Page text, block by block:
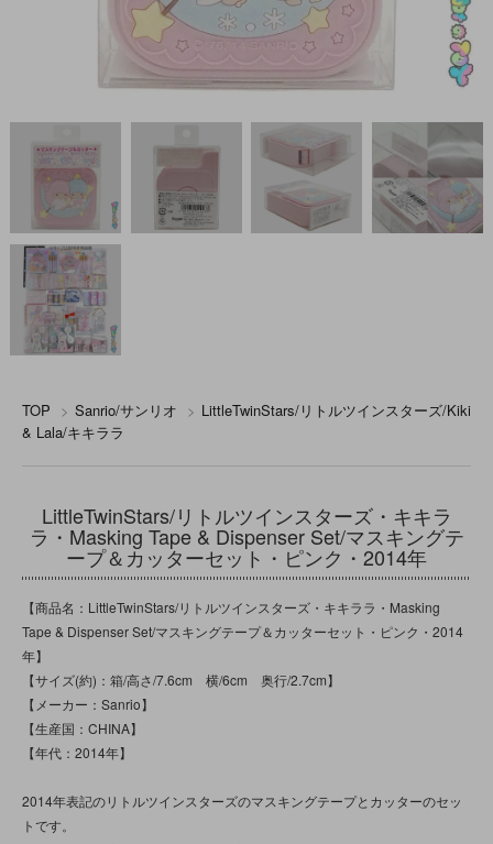
TOP > Sanrio/サンリオ > LittleTwinStars/リトルツインスターズ/Kiki
& Lala/キキララ
LittleTwinStars/リトルツインスターズ・キキラ
ラ・Masking Tape & Dispenser Set/マスキングテ
ープ＆カッターセット・ピンク・2014年
【商品名：LittleTwinStars/リトルツインスターズ・キキララ・Masking
Tape & Dispenser Set/マスキングテープ＆カッターセット・ピンク・2014
年】
【サイズ(約)：箱/高さ/7.6cm 横/6cm 奥行/2.7cm】
【メーカー：Sanrio】
【生産国：CHINA】
【年代：2014年】
2014年表記のリトルツインスターズのマスキングテープとカッターのセッ
トです。